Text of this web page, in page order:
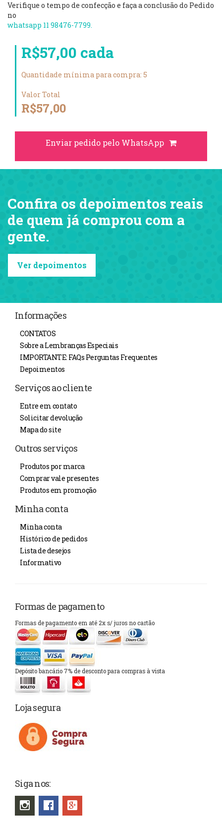
Verifique o tempo de confecção e faça a conclusão do Pedido
no
whatsapp 11 98476-7799.
R$57,00 cada
Quantidade mínima para compra: 5
Valor Total
R$57,00
Enviar pedido pelo WhatsApp
Confira os depoimentos reais
de quem já comprou com a
gente.
Ver depoimentos
Informações
CONTATOS
Sobre a Lembranças Especiais
IMPORTANTE: FAQs Perguntas Frequentes
Depoimentos
Serviços ao cliente
Entre em contato
Solicitar devolução
Mapa do site
Outros serviços
Produtos por marca
Comprar vale presentes
Produtos em promoção
Minha conta
Minha conta
Histórico de pedidos
Lista de desejos
Informativo
Formas de pagamento
Formas de pagamento em até 2x s/ juros no cartão
Depósito bancário 7% de desconto para compras à vista
Loja segura
Siga nos: